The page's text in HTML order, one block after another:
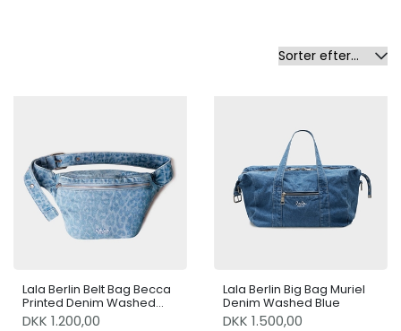
Lala Berlin Belt Bag Becca
Printed Denim Washed
Blue Leo
DKK 1.200,00
Lala Berlin Big Bag Muriel
Denim Washed Blue
DKK 1.500,00